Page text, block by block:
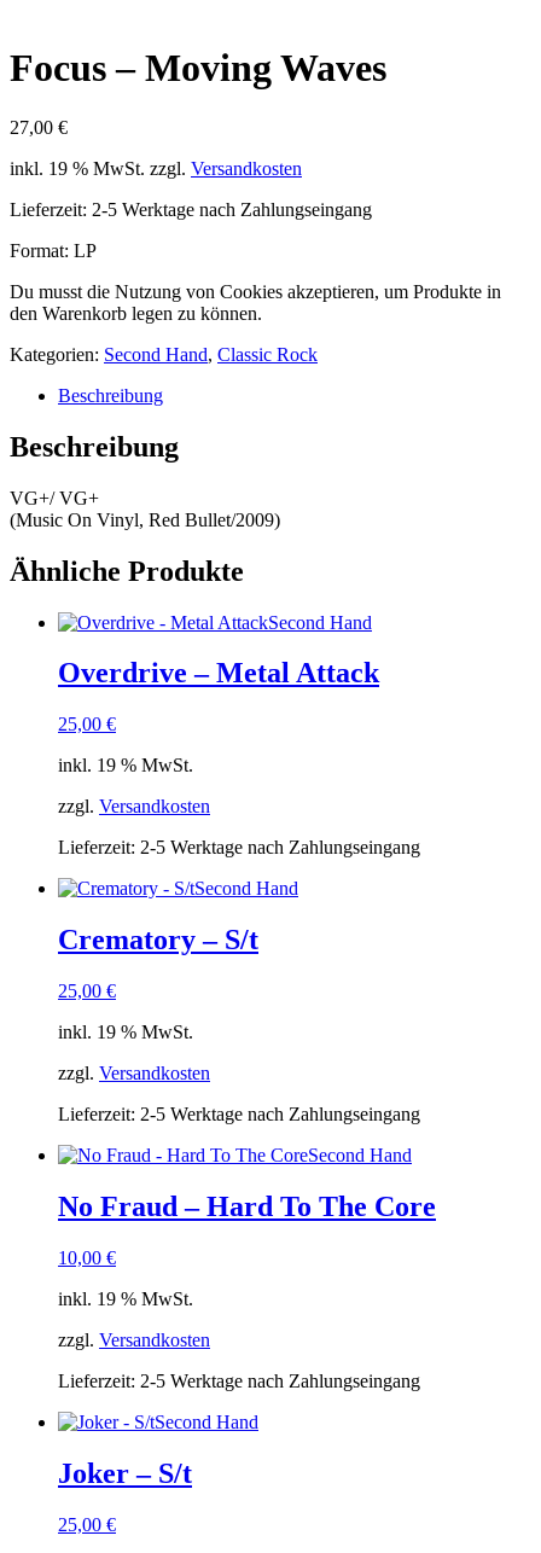
Focus – Moving Waves
27,00 €
inkl. 19 % MwSt. zzgl. Versandkosten
Lieferzeit: 2-5 Werktage nach Zahlungseingang
Format: LP
Du musst die Nutzung von Cookies akzeptieren, um Produkte in
den Warenkorb legen zu können.
Kategorien: Second Hand, Classic Rock
Beschreibung
Beschreibung
VG+/ VG+
(Music On Vinyl, Red Bullet/2009)
Ähnliche Produkte
Second Hand
Overdrive – Metal Attack
25,00 €
inkl. 19 % MwSt.
zzgl. Versandkosten
Lieferzeit: 2-5 Werktage nach Zahlungseingang
Second Hand
Crematory – S/t
25,00 €
inkl. 19 % MwSt.
zzgl. Versandkosten
Lieferzeit: 2-5 Werktage nach Zahlungseingang
Second Hand
No Fraud – Hard To The Core
10,00 €
inkl. 19 % MwSt.
zzgl. Versandkosten
Lieferzeit: 2-5 Werktage nach Zahlungseingang
Second Hand
Joker – S/t
25,00 €